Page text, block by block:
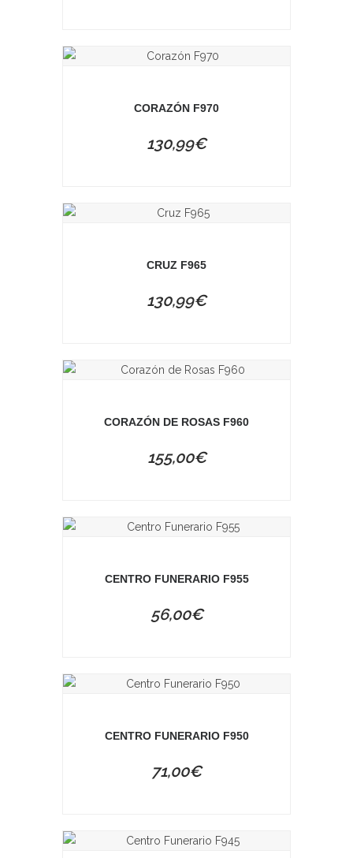
CORAZÓN F970
130,99€
CRUZ F965
130,99€
CORAZÓN DE ROSAS F960
155,00€
CENTRO FUNERARIO F955
56,00€
CENTRO FUNERARIO F950
71,00€